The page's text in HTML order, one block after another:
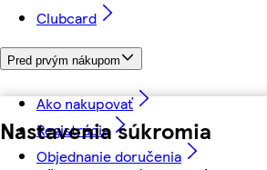
Nastavenia súkromia
Clubcard
Pred prvým nákupom
Ako nakupovať
Registrácia
Objednanie doručenia